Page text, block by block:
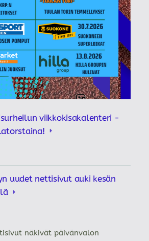
viikkokisakalenteri -
uudet nettisivut auki kesän
näkivät päivänvalon